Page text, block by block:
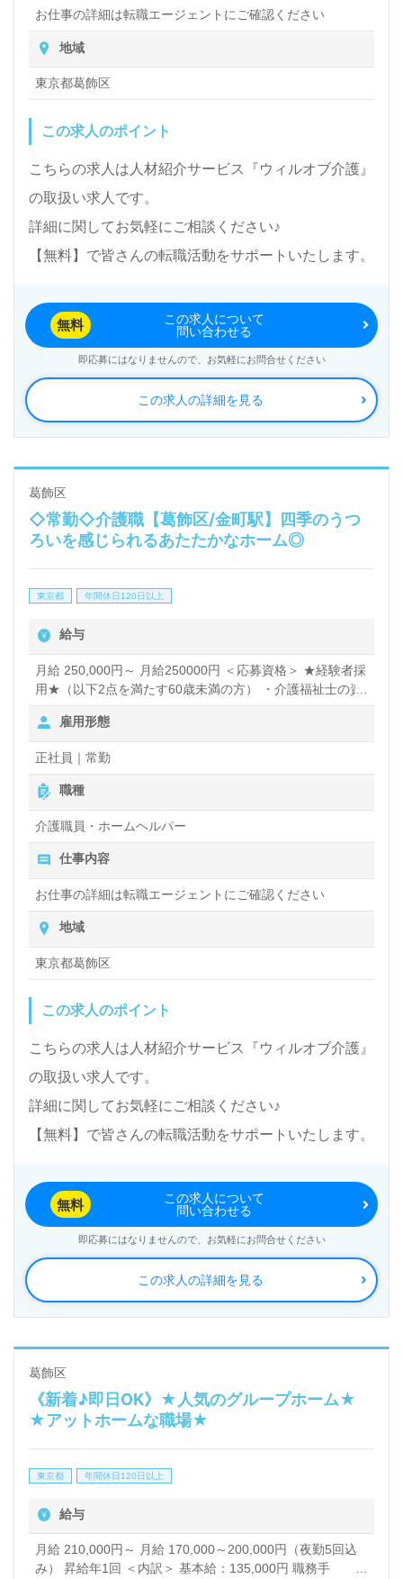
お仕事の詳細は転職エージェントにご確認ください
地域
東京都葛飾区
この求人のポイント
こちらの求人は人材紹介サービス『ウィルオブ介護』
の取扱い求人です。
詳細に関してお気軽にご相談ください♪
【無料】で皆さんの転職活動をサポートいたします。
この求人の詳細を見る
無料
この求人について
問い合わせる
即応募にはなりませんので、お気軽にお問合せください
葛飾区
◇常勤◇介護職【葛飾区/金町駅】四季のうつ
ろいを感じられるあたたかなホーム◎
東京都 年間休日120日以上
給与
月給 250,000円～ 月給250000円 ＜応募資格＞ ★経験者採
用★（以下2点を満たす60歳未満の方） ・介護福祉士の資
格をお持ちの方 ・介護関連施設で週4～5日勤務（雇用形態
不問）を合算で5年以上経験のある方 ＜備考＞ ※夜勤手当
4.5回分として計算。また、その他手当含む。 ※個人のス
キル・能力・経験により考慮の上、加算があります。 ◇そ
の他手当◇ ・地域調整給：40,000円/月 ・処遇改善加算手
当：18,100円/月 ・夜勤手当：5,000円/回 ・介護福祉士資
格手当：18,100円/月 ◆別途支給◆ ・ケアマネージャー資
格手当：5,000円/月 ・保育手当：10,000円/月（お子様1人
につき） ・残業手当 ・年末年始手当 月給230000円 ＜応
募資格＞ ◆介護福祉士 ※介護関連施設での経験が5年未満
の方 ＜備考＞ ※夜勤手当4.5回分として計算。また、その
他手当含む。 ※個人のスキル・能力・経験により考慮の
上、加算があります。 ◇その他手当◇ ・地域調整給：
40,000円/月 ・処遇改善加算手当：18,100円/月 ・夜勤手
当：5,000円/回 ・介護福祉士資格手当：18,100円/月 ◆別
手当：10,000円/月（お子様1人につき） ・残業手当 ・年
1級 ◆ホームヘルパー2級 ◆介護職員基礎研修 ◆介護職員
初任者研修 ◆介護職員実務者研修 ＜備考＞ ※夜勤手当4.5
回分として計算。また、その他手当含む。 ※個人のスキ
ル・能力・経験により考慮の上、加算があります。 ◇その
他手当◇ ・地域調整給：40,000円/月 ・処遇改善加算手
当：18,100円/月 ・夜勤手当：5,000円/回 ◆別途支給◆ ・
格手当：5,000円/月 ・保育手当：10,000円/月（お子様1人
につき） ・残業手当 ・年末年始手当 賞与あり 昇給あり
雇用形態
正社員｜常勤
職種
介護職員・ホームヘルパー
仕事内容
お仕事の詳細は転職エージェントにご確認ください
地域
東京都葛飾区
この求人のポイント
こちらの求人は人材紹介サービス『ウィルオブ介護』
の取扱い求人です。
詳細に関してお気軽にご相談ください♪
【無料】で皆さんの転職活動をサポートいたします。
この求人の詳細を見る
無料
この求人について
問い合わせる
即応募にはなりませんので、お気軽にお問合せください
葛飾区
《新着♪即日OK》★人気のグループホーム★
★アットホームな職場★
東京都 年間休日120日以上
給与
月給 210,000円～ 月給 170,000～200,000円（夜勤5回込
み） 昇給年1回 ＜内訳＞ 基本給：135,000円 職務手